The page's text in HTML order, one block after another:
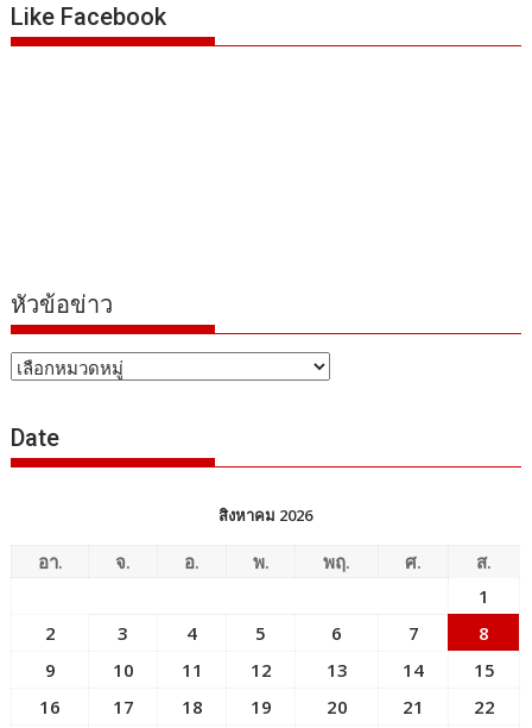
Like Facebook
หัวข้อข่าว
หัวข้อ
Date
สิงหาคม 2026
อา. จ. อ. พ. พฤ. ศ.
ส.
1
2
3 4 5 6 7
8
9
10 11 12 13 14
15
16
17 18 19 20 21
22